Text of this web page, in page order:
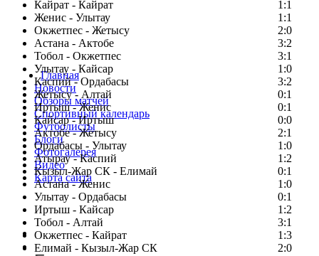
Кайрат - Кайрат
1:1
Женис - Улытау
1:1
Окжетпес - Жетысу
2:0
Астана - Актобе
3:2
Тобол - Окжетпес
3:1
Улытау - Кайсар
1:0
Каспий - Ордабасы
3:2
Жетысу - Алтай
0:1
Иртыш - Женис
0:1
Кайсар - Иртыш
0:0
Актобе - Жетысу
2:1
Ордабасы - Улытау
1:0
Атырау - Каспий
1:2
Кызыл-Жар СК - Елимай
0:1
Астана - Женис
1:0
Улытау - Ордабасы
0:1
Иртыш - Кайсар
1:2
Тобол - Алтай
3:1
Окжетпес - Кайрат
1:3
Елимай - Кызыл-Жар СК
2:0
Главная
Новости
Обзоры матчей
Спортивный календарь
Футболисты
Блоги
Фотогалерея
Видео
Карта сайта
Есть идея?
Сообщить о мероприятии